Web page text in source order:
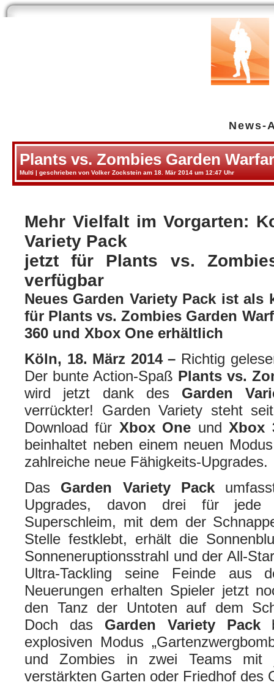
News-
Plants vs. Zombies Garden
Multi | geschrieben von Volker Zockstein am 18. Mär 2014 um 12:47 Uhr
Mehr Vielfalt im Vorgarten:
Variety Pack
jetzt für Plants vs.
verfügbar
Neues Garden Variety Pack ist als
für Plants vs. Zombies Garden
360 und Xbox One erhältlich
Köln, 18. März 2014 – Richtig
Der bunte Action-Spaß Plants vs.
wird jetzt dank des Garden
verrückter! Garden Variety steht
Download für Xbox One und Xbox
beinhaltet neben einem neuen
zahlreiche neue Fähigkeits-Upgrades.
Das Garden Variety Pack
Upgrades, davon drei für jede
Superschleim, mit dem der
Stelle festklebt, erhält die
Sonneneruptionsstrahl und der All-
Ultra-Tackling seine Feinde aus
Neuerungen erhalten Spieler jetzt
den Tanz der Untoten auf dem
Doch das Garden Variety Pack
explosiven Modus
und Zombies in zwei Teams mit
verstärkten Garten oder Friedhof des